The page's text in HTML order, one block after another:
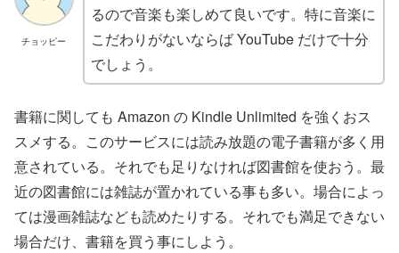
チョッピー
るので音楽も楽しめて良いです。特に音楽に
こだわりがないならば YouTube だけで十分
でしょう。
書籍に関しても Amazon の Kindle Unlimited を強くおス
スメする。このサービスには読み放題の電子書籍が多く用
意されている。それでも足りなければ図書館を使おう。最
近の図書館には雑誌が置かれている事も多い。場合によっ
ては漫画雑誌なども読めたりする。それでも満足できない
場合だけ、書籍を買う事にしよう。